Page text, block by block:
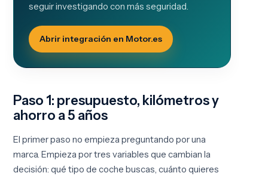
seguir investigando con más seguridad.
Abrir integración en Motor.es
Paso 1: presupuesto, kilómetros y
ahorro a 5 años
El primer paso no empieza preguntando por una
marca. Empieza por tres variables que cambian la
decisión: qué tipo de coche buscas, cuánto quieres